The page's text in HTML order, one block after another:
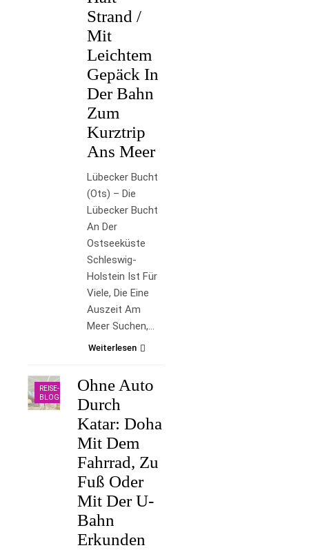
Strand /
Mit
Leichtem
Gepäck In
Der Bahn
Zum
Kurztrip
Ans Meer
Lübecker Bucht
(ots) – Die
Lübecker Bucht
An Der
Ostseeküste
Schleswig-
Holstein Ist Für
Viele, Die Eine
Auszeit Am
Meer Suchen,…
Weiterlesen
REISE-
BLOG
Ohne Auto
Durch
Katar: Doha
Mit Dem
Fahrrad, Zu
Fuß Oder
Mit Der U-
Bahn
Erkunden